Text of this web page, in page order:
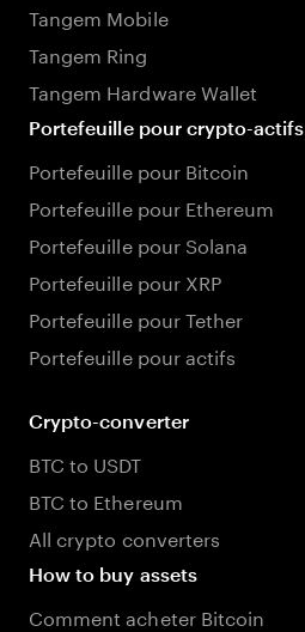
Tangem Mobile
Tangem Ring
Tangem Hardware Wallet
Portefeuille pour crypto-actifs
Portefeuille pour Bitcoin
Portefeuille pour Ethereum
Portefeuille pour Solana
Portefeuille pour XRP
Portefeuille pour Tether
Portefeuille pour actifs
Crypto-converter
BTC to USDT
BTC to Ethereum
All crypto converters
How to buy assets
Comment acheter Bitcoin